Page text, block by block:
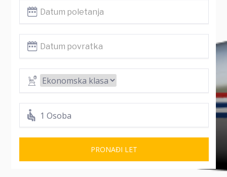
1 Osoba
PRONAĐI LET